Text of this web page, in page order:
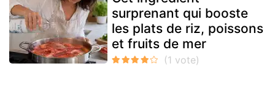
surprenant qui booste
les plats de riz, poissons
et fruits de mer